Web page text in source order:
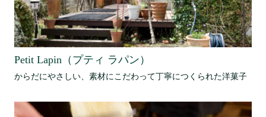
Petit Lapin（プティ ラパン）
からだにやさしい、素材にこだわって丁寧につくられた洋菓子